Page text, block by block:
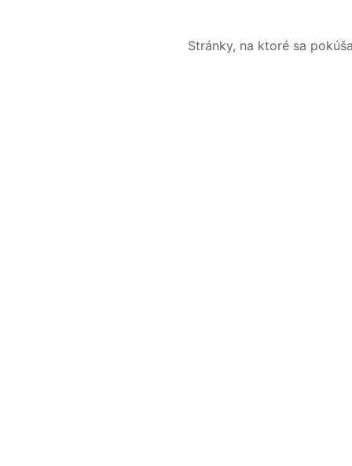
Stránky, na ktoré sa